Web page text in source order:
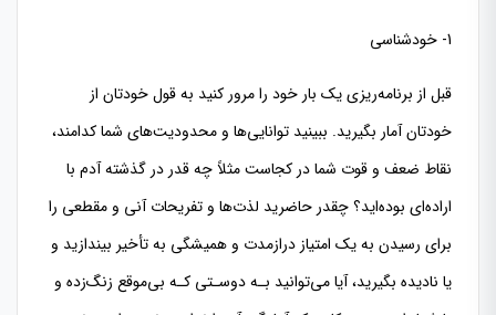
1- خودشناسی
قبل از برنامه‌ریزی یک بار خود را مرور کنید به قول خودتان از
خودتان آمار بگیرید. ببینید توانایی‌ها و محدودیت‌های شما کدامند،
نقاط ضعف و قوت شما در کجاست مثلاً چه قدر در گذشته آدم با
اراده‌ای بوده‌اید؟ چقدر حاضرید لذت‌ها و تفریحات آنی و مقطعی را
برای رسیدن به یک امتیاز درازمدت و همیشگی به تأخیر بیندازید و
یا نادیده بگیرید، آیا می‌توانید بـه دوسـتی کـه بی‌موقع زنگ‌زده و